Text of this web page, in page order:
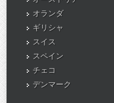
オランダ
ギリシャ
スイス
スペイン
チェコ
デンマーク